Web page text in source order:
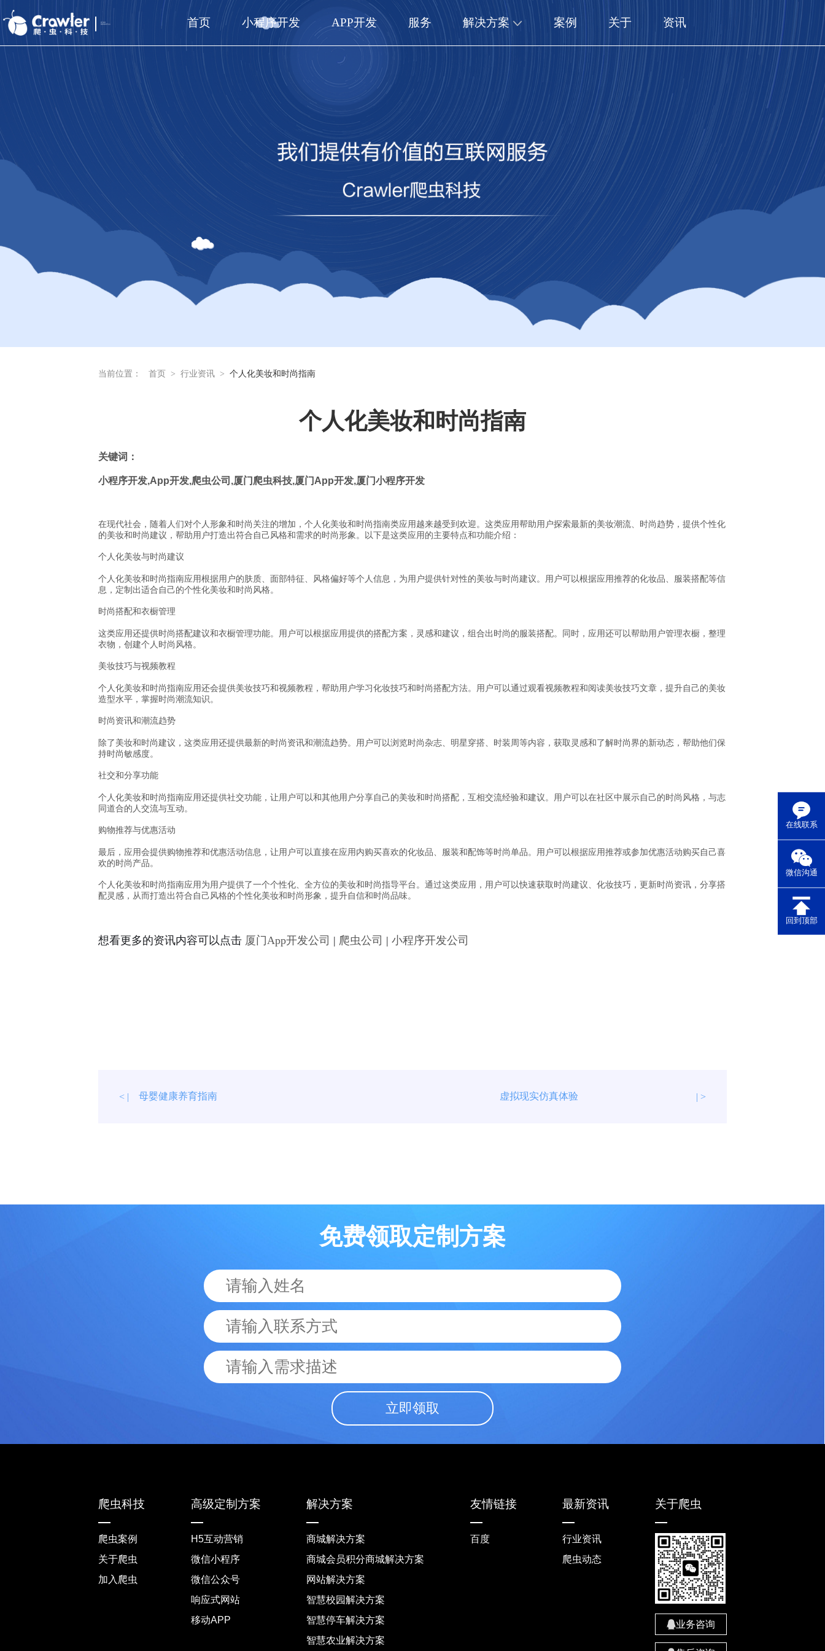
首页 小程序开发 APP开发 服务 解决方案 案例 关于 资讯
在线联系
微信沟通
回到顶部
当前位置： 首页 > 行业资讯 > 个人化美妆和时尚指南
个人化美妆和时尚指南
关键词：
小程序开发,App开发,爬虫公司 ,厦门爬虫科技,厦门 App开发,厦门小程序开发
在现代社会，随着人们对个人形象和时尚关注的增加，个人化美妆和时尚指南类应用越来越受到欢迎。这类应用帮助用户探索最新的美妆潮流、时尚趋势，提供个性化
的美妆和时尚建议，帮助用户打造出符合自己风格和需求的时尚形象。以下是这类应用的主要特点和功能介绍：
个人化美妆与时尚建议
个人化美妆和时尚指南应用根据用户的肤质、面部特征、风格偏好等个人信息，为用户提供针对性的美妆与时尚建议。用户可以根据应用推荐的化妆品、服装搭配等信
息，定制出适合自己的个性化美妆和时尚风格。
时尚搭配和衣橱管理
这类应用还提供时尚搭配建议和衣橱管理功能。用户可以根据应用提供的搭配方案，灵感和建议，组合出时尚的服装搭配。同时，应用还可以帮助用户管理衣橱，整理
衣物，创建个人时尚风格。
美妆技巧与视频教程
个人化美妆和时尚指南应用还会提供美妆技巧和视频教程，帮助用户学习化妆技巧和时尚搭配方法。用户可以通过观看视频教程和阅读美妆技巧文章，提升自己的美妆
造型水平，掌握时尚潮流知识。
时尚资讯和潮流趋势
除了美妆和时尚建议，这类应用还提供最新的时尚资讯和潮流趋势。用户可以浏览时尚杂志、明星穿搭、时装周等内容，获取灵感和了解时尚界的新动态，帮助他们保
持时尚敏感度。
社交和分享功能
个人化美妆和时尚指南应用还提供社交功能，让用户可以和其他用户分享自己的美妆和时尚搭配，互相交流经验和建议。用户可以在社区中展示自己的时尚风格，与志
同道合的人交流与互动。
购物推荐与优惠活动
最后，应用会提供购物推荐和优惠活动信息，让用户可以直接在应用内购买喜欢的化妆品、服装和配饰等时尚单品。用户可以根据应用推荐或参加优惠活动购买自己喜
欢的时尚产品。
个人化美妆和时尚指南应用为用户提供了一个个性化、全方位的美妆和时尚指导平台。通过这类应用，用户可以快速获取时尚建议、化妆技巧，更新时尚资讯，分享搭
配灵感，从而打造出符合自己风格的个性化美妆和时尚形象，提升自信和时尚品味。
想看更多的资讯内容可以点击 厦门App开发公司 | 爬虫公司 | 小程序开发公司
< | 母婴健康养育指南 虚拟现实仿真体验 | >
免费领取定制方案
立即领取
爬虫科技
爬虫案例
关于爬虫
加入爬虫
高级定制方案
H5互动营销
微信小程序
微信公众号
响应式网站
移动APP
解决方案
商城解决方案
商城会员积分商城解决方案
网站解决方案
智慧校园解决方案
智慧停车解决方案
智慧农业解决方案
友情链接
百度
最新资讯
行业资讯
爬虫动态
关于爬虫
业务咨询